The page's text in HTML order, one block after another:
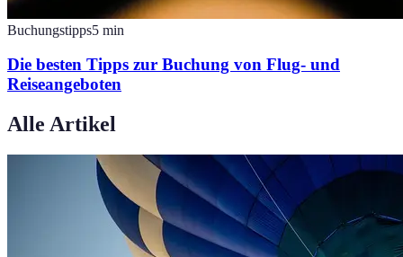
Buchungstipps5 min
Die besten Tipps zur Buchung von Flug- und
Reiseangeboten
Alle Artikel